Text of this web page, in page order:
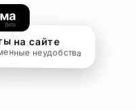
на сайте
неудобства